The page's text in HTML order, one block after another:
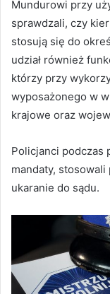
Mundurowi przy
sprawdzali, czy
stosują się do
udział również
którzy przy
wyposażonego w
krajowe oraz
Policjanci podczas
mandaty,
ukaranie do sądu.